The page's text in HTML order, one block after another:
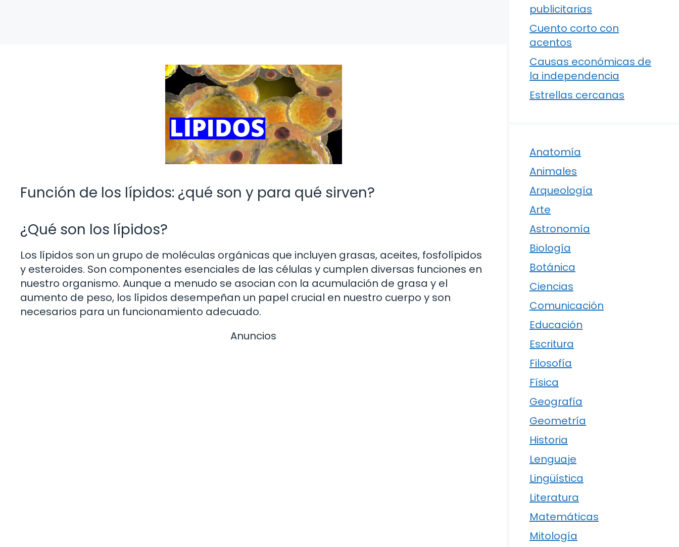
Función de los lípidos: ¿qué son y para qué sirven?
¿Qué son los lípidos?
Los lípidos son un grupo de moléculas orgánicas que incluyen grasas, aceites, fosfolípidos
y esteroides. Son componentes esenciales de las células y cumplen diversas funciones en
nuestro organismo. Aunque a menudo se asocian con la acumulación de grasa y el
aumento de peso, los lípidos desempeñan un papel crucial en nuestro cuerpo y son
necesarios para un funcionamiento adecuado.
Anuncios
publicitarias
Cuento corto con
acentos
Causas económicas de
la independencia
Estrellas cercanas
Anatomía
Animales
Arqueología
Arte
Astronomía
Biología
Botánica
Ciencias
Comunicación
Educación
Escritura
Filosofía
Física
Geografía
Geometría
Historia
Lenguaje
Lingüística
Literatura
Matemáticas
Mitología